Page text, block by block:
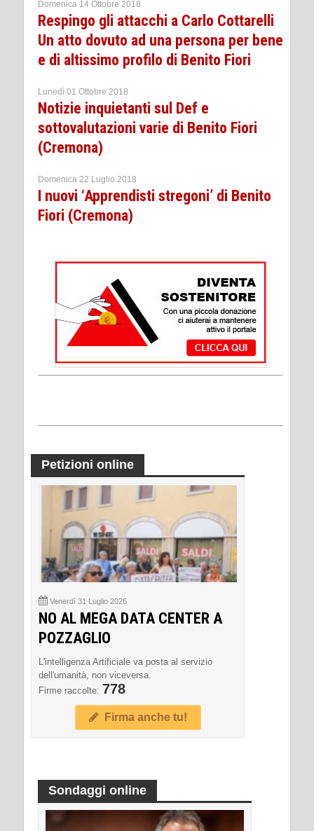
Domenica 14 Ottobre 2018
Respingo gli attacchi a Carlo Cottarelli
Un atto dovuto ad una persona per bene
e di altissimo profilo di Benito Fiori
Lunedì 01 Ottobre 2018
Notizie inquietanti sul Def e
sottovalutazioni varie di Benito Fiori
(Cremona)
Domenica 22 Luglio 2018
I nuovi ‘Apprendisti stregoni’ di Benito
Fiori (Cremona)
Petizioni online
Venerdì 31 Luglio 2026
NO AL MEGA DATA CENTER A
POZZAGLIO
L'intelligenza Artificiale va posta al servizio
dell'umanità, non viceversa.
Firme raccolte: 778
Firma anche tu!
Sondaggi online